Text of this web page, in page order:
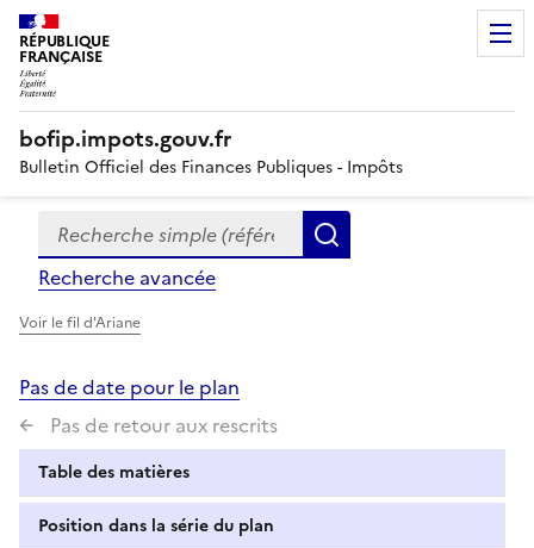
RÉPUBLIQUE
FRANÇAISE
bofip.impots.gouv.fr
Bulletin Officiel des Finances Publiques - Impôts
Formulaire
de
recherche
Recherche simple (références, mots clés, partie du
Recherche avancée
Voir le fil d'Ariane
Pas de date pour le plan
Pas de retour aux rescrits
Table des matières
Position dans la série du plan